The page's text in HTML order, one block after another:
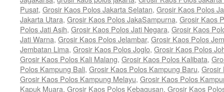
Pusat, Grosir Kaos Polos Jakarta Selatan, Grosir Kaos Polos
Jakarta Utara, Grosir Kaos Polos JakaSampurna, Grosir Kaos
Polos Jati Asih, Grosir Kaos Polos Jati Negara, Grosir Kaos
Jati Warna, Grosir Kaos Polos Jelambar, Grosir Kaos Polos
Jembatan Lima, Grosir Kaos Polos Joglo, Grosir Kaos Polos
Grosir Kaos Polos Kali Malang, Grosir Kaos Polos Kalibata,
Polos Kampung Bali, Grosir Kaos Polos Kampung Baru, Grosir
Grosir Kaos Polos Kampung Melayu, Grosir Kaos Polos
Kapuk Muara, Grosir Kaos Polos Kebagusan, Grosir Kaos